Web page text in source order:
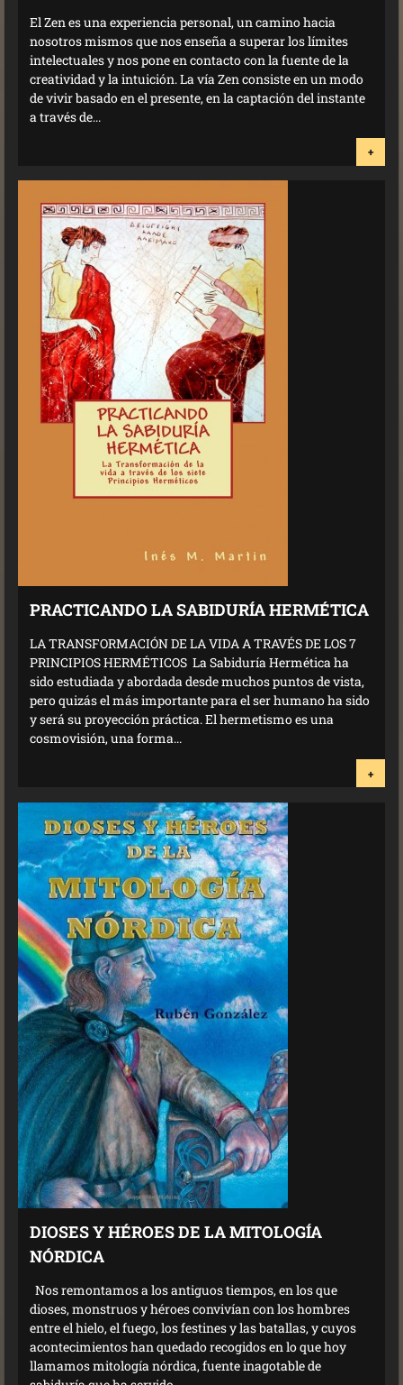
El Zen es una experiencia personal, un camino hacia
nosotros mismos que nos enseña a superar los límites
intelectuales y nos pone en contacto con la fuente de la
creatividad y la intuición. La vía Zen consiste en un modo
de vivir basado en el presente, en la captación del instante
a través de...
+
PRACTICANDO LA SABIDURÍA HERMÉTICA
LA TRANSFORMACIÓN DE LA VIDA A TRAVÉS DE LOS 7
PRINCIPIOS HERMÉTICOS La Sabiduría Hermética ha
sido estudiada y abordada desde muchos puntos de vista,
pero quizás el más importante para el ser humano ha sido
y será su proyección práctica. El hermetismo es una
cosmovisión, una forma...
+
DIOSES Y HÉROES DE LA MITOLOGÍA
NÓRDICA
Nos remontamos a los antiguos tiempos, en los que
dioses, monstruos y héroes convivían con los hombres
entre el hielo, el fuego, los festines y las batallas, y cuyos
acontecimientos han quedado recogidos en lo que hoy
llamamos mitología nórdica, fuente inagotable de